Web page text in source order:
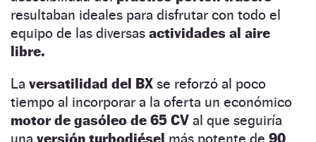
resultaban ideales para disfrutar con todo el
equipo de las diversas actividades al aire
libre.
La versatilidad del BX se reforzó al poco
tiempo al incorporar a la oferta un económico
motor de gasóleo de 65 CV al que seguiría
una versión turbodiésel más potente de 90